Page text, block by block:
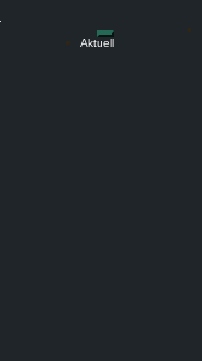
Aktuell